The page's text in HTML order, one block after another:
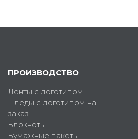
ПРОИЗВОДСТВО
Ленты с логотипом
Пледы с логотипом на
заказ
Блокноты
Бумажные пакеты